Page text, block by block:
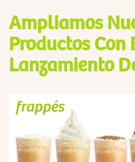
Ampliamos
Productos Con
Lanzamiento